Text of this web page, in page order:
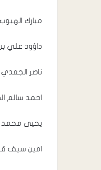
مبارك الهبوب
داؤود علي
ناصر الجعدي
احمد سالم
يحيى محمد
امين سيف